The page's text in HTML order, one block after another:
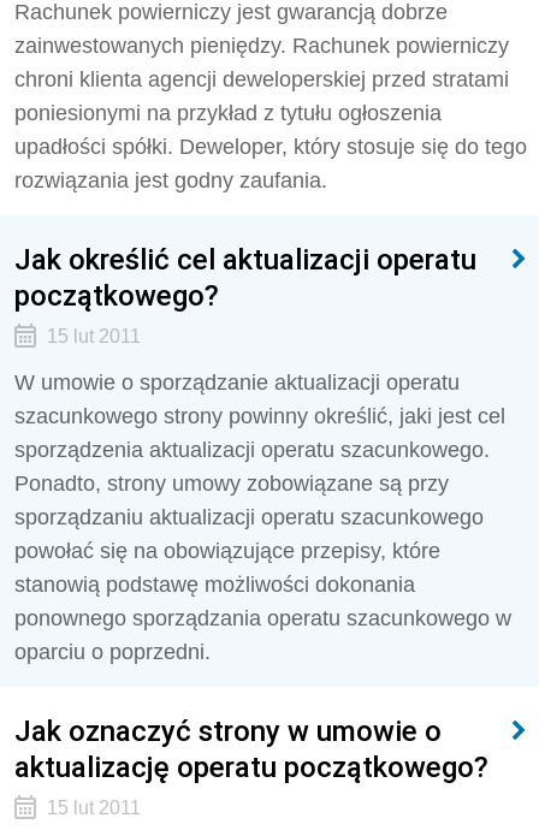
Rachunek powierniczy jest gwarancją dobrze
zainwestowanych pieniędzy. Rachunek powierniczy
chroni klienta agencji deweloperskiej przed stratami
poniesionymi na przykład z tytułu ogłoszenia
upadłości spółki. Deweloper, który stosuje się do tego
rozwiązania jest godny zaufania.
Jak określić cel aktualizacji operatu
początkowego?
15 lut 2011
W umowie o sporządzanie aktualizacji operatu
szacunkowego strony powinny określić, jaki jest cel
sporządzenia aktualizacji operatu szacunkowego.
Ponadto, strony umowy zobowiązane są przy
sporządzaniu aktualizacji operatu szacunkowego
powołać się na obowiązujące przepisy, które
stanowią podstawę możliwości dokonania
ponownego sporządzania operatu szacunkowego w
oparciu o poprzedni.
Jak oznaczyć strony w umowie o
aktualizację operatu początkowego?
15 lut 2011